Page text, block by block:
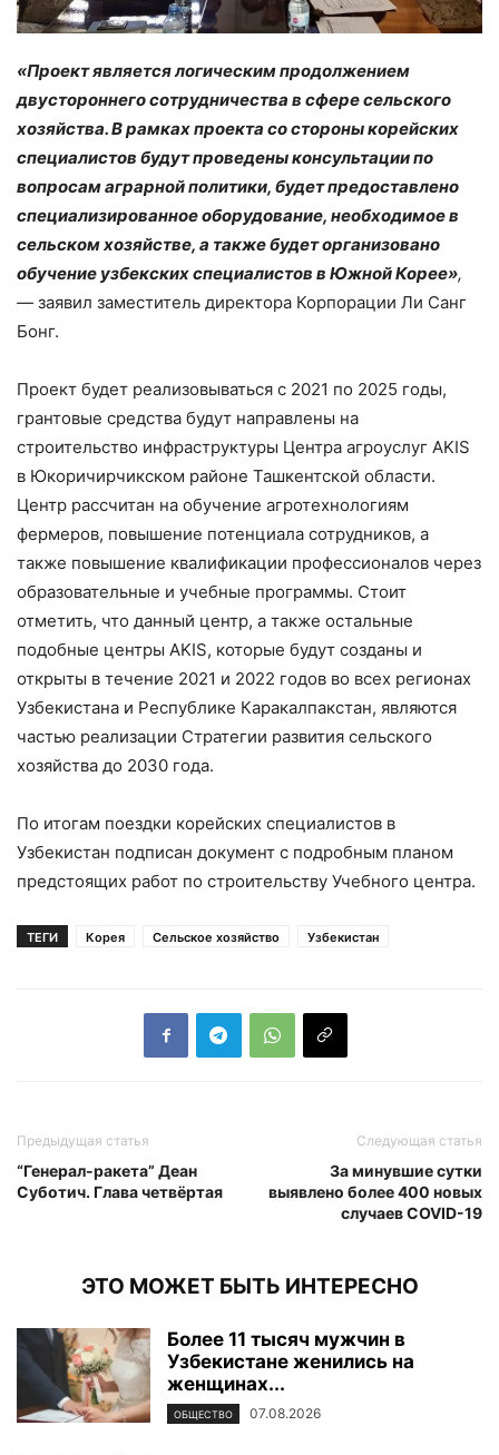
«Проект является логическим продолжением
двустороннего сотрудничества в сфере сельского
хозяйства. В рамках проекта со стороны корейских
специалистов будут проведены консультации по
вопросам аграрной политики, будет предоставлено
специализированное оборудование, необходимое в
сельском хозяйстве, а также будет организовано
обучение узбекских специалистов в Южной Корее»,
— заявил заместитель директора Корпорации Ли Санг
Бонг.
Проект будет реализовываться с 2021 по 2025 годы,
грантовые средства будут направлены на
строительство инфраструктуры Центра агроуслуг AKIS
в Юкоричирчикском районе Ташкентской области.
Центр рассчитан на обучение агротехнологиям
фермеров, повышение потенциала сотрудников, а
также повышение квалификации профессионалов через
образовательные и учебные программы. Стоит
отметить, что данный центр, а также остальные
подобные центры AKIS, которые будут созданы и
открыты в течение 2021 и 2022 годов во всех регионах
Узбекистана и Республике Каракалпакстан, являются
частью реализации Стратегии развития сельского
хозяйства до 2030 года.
По итогам поездки корейских специалистов в
Узбекистан подписан документ с подробным планом
предстоящих работ по строительству Учебного центра.
ТЕГИ Корея Сельское хозяйство Узбекистан
Предыдущая статья
“Генерал-ракета” Деан
Суботич. Глава четвёртая
Следующая статья
За минувшие сутки
выявлено более 400 новых
случаев COVID-19
ЭТО МОЖЕТ БЫТЬ ИНТЕРЕСНО
Более 11 тысяч мужчин в
Узбекистане женились на
женщинах...
ОБЩЕСТВО 07.08.2026